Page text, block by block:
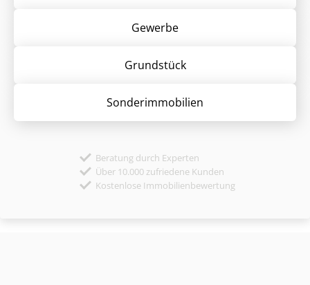
Gewerbe
Grund­stück
Sonder­immobilien
Beratung durch Experten
Über 10.000 zufriedene Kunden
Kostenlose Immobilienbewertung